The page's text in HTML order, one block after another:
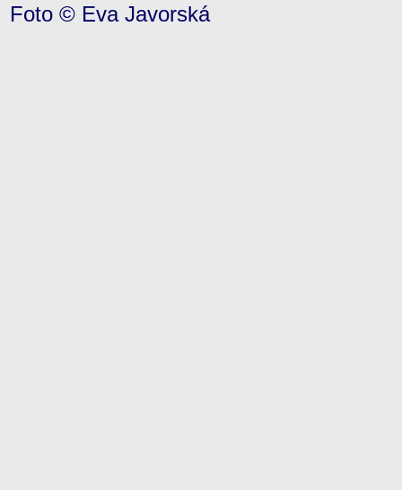
Foto © Eva Javorská